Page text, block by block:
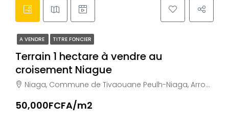
A VENDRE TITRE FONCIER
Terrain 1 hectare à vendre au
croisement Niague
Niaga, Commune de Tivaouane Peulh-Niaga, Arrondissement de Bambylor, Département de Rufisque, Région de Dakar, Sénégal
50,000FCFA/m2